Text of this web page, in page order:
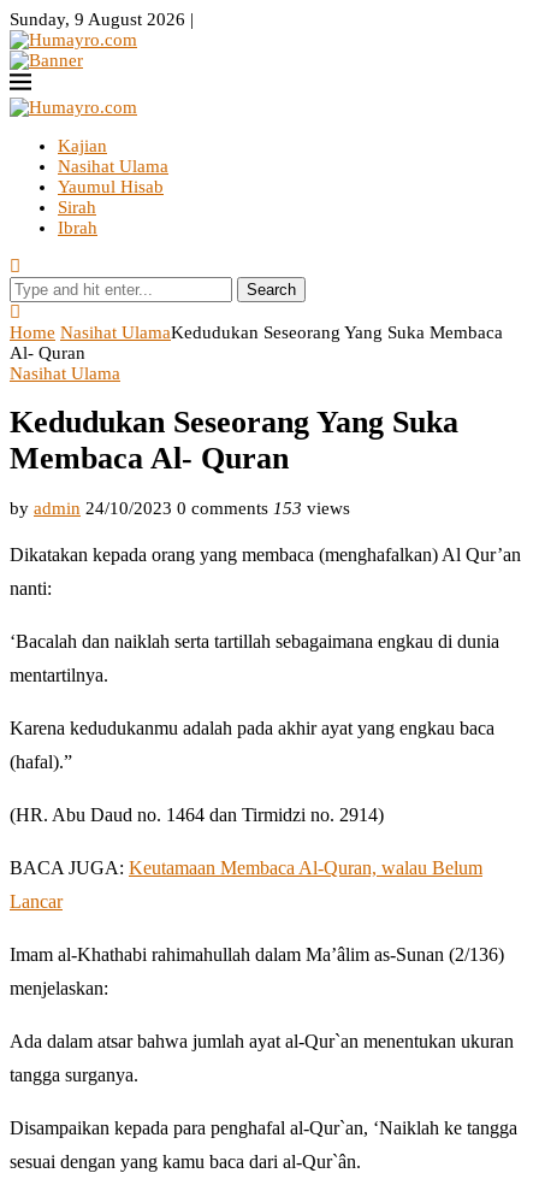
Sunday, 9 August 2026 |
Kajian
Nasihat Ulama
Yaumul Hisab
Sirah
Ibrah
Search
Home Nasihat UlamaKedudukan Seseorang Yang Suka Membaca
Al- Quran
Nasihat Ulama
Kedudukan Seseorang Yang Suka
Membaca Al- Quran
by admin 24/10/2023 0 comments 153 views
Dikatakan kepada orang yang membaca (menghafalkan) Al Qur’an
nanti:
‘Bacalah dan naiklah serta tartillah sebagaimana engkau di dunia
mentartilnya.
Karena kedudukanmu adalah pada akhir ayat yang engkau baca
(hafal).”
(HR. Abu Daud no. 1464 dan Tirmidzi no. 2914)
BACA JUGA: Keutamaan Membaca Al-Quran, walau Belum
Lancar
Imam al-Khathabi rahimahullah dalam Ma’âlim as-Sunan (2/136)
menjelaskan:
Ada dalam atsar bahwa jumlah ayat al-Qur`an menentukan ukuran
tangga surganya.
Disampaikan kepada para penghafal al-Qur`an, ‘Naiklah ke tangga
sesuai dengan yang kamu baca dari al-Qur`ân.